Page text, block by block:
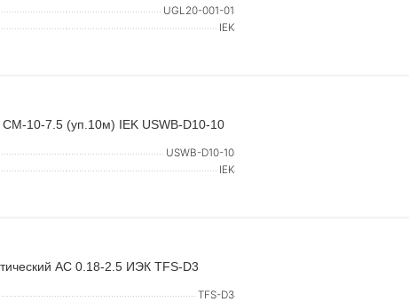
UGL20-001-01
IEK
10-7.5 (уп.10м) IEK USWB-D10-10
USWB-D10-10
IEK
АС 0.18-2.5 ИЭК TFS-D3
TFS-D3